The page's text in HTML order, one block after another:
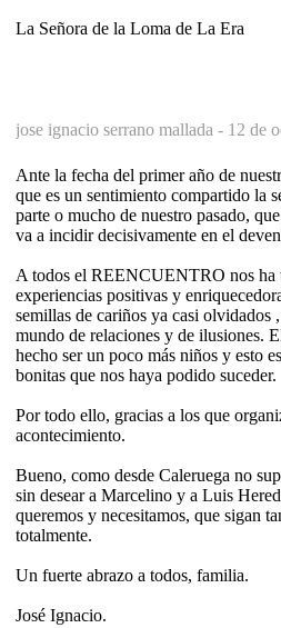
La Señora de la Loma de La Era
jose ignacio serrano mallada - 12 de
Ante la fecha del primer año de
que es un sentimiento compartido la
parte o mucho de nuestro pasado,
va a incidir decisivamente en el
A todos el REENCUENTRO nos ha
experiencias positivas y
semillas de cariños ya casi olvidados
mundo de relaciones y de ilusiones.
hecho ser un poco más niños y esto
bonitas que nos haya podido suceder.
Por todo ello, gracias a los que
acontecimiento.
Bueno, como desde Caleruega no
sin desear a Marcelino y a Luis
queremos y necesitamos, que sigan
totalmente.
Un fuerte abrazo a todos, familia.
José Ignacio.